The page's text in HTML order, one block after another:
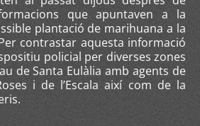
que apuntaven a la
plantació de marihuana a la
contrastar aquesta informació
policial per diverses zones
de Santa Eulàlia amb agents de
i de l’Escala així com de la